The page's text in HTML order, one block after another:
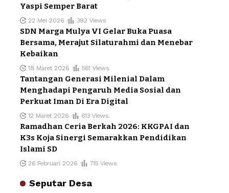
Yaspi Semper Barat
22 Mei 2026 382 Views
SDN Marga Mulya VI Gelar Buka Puasa
Bersama, Merajut Silaturahmi dan Menebar
Kebaikan
18 Maret 2026 561 Views
Tantangan Generasi Milenial Dalam
Menghadapi Pengaruh Media Sosial dan
Perkuat Iman Di Era Digital
12 Maret 2026 613 Views
Ramadhan Ceria Berkah 2026: KKGPAI dan
K3s Koja Sinergi Semarakkan Pendidikan
Islami SD
26 Februari 2026 715 Views
Seputar Desa